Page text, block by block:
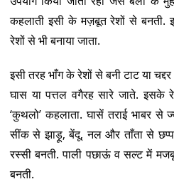
कहलाती इसी के मज़बूत रेशों से बनती.
रेशों से भी बनाया जाता.
इसी तरह भाँग के रेशों से बनी टाट या
घास या पत्तल वगैरह सारे जाते. इसके
‘कुथलो’ कहलाता. घासें तराई भाबर से
सींक से झाड़ू, बेंदू, नल और ताँता से
रस्सी बनती. पाली पछाऊं व सल्ट में
बनती.